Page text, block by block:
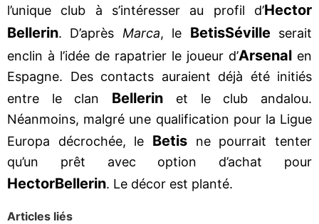
l’unique club à s’intéresser au profil d’Hector
Bellerin. D’après Marca, le BetisSévilleserait
enclin à l’idée de rapatrier le joueur d’Arsenal en
Espagne. Des contacts auraient déjà été initiés
entre le clan Bellerin et le club andalou.
Néanmoins, malgré une qualification pour la Ligue
Europa décrochée, le Betis ne pourrait tenter
qu’un prêt avec option d’achat pour
HectorBellerin. Le décor est planté.
Articles liés